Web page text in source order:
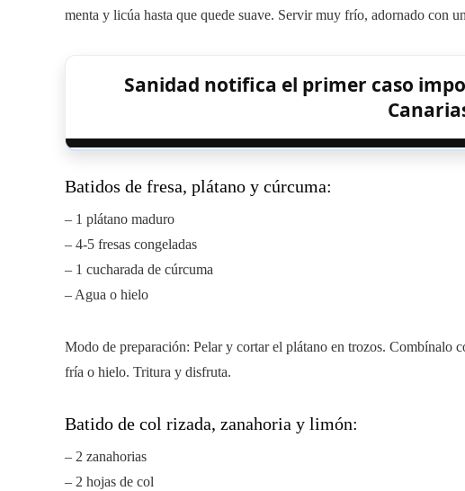
menta y licúa hasta que quede suave. Servir muy frío, adornado con
Sanidad notifica el primer caso
Batidos de fresa, plátano y cúrcuma:
– 1 plátano maduro
– 4-5 fresas congeladas
– 1 cucharada de cúrcuma
– Agua o hielo
Modo de preparación: Pelar y cortar el plátano en trozos. Combínalo
fría o hielo. Tritura y disfruta.
Batido de col rizada, zanahoria y limón:
– 2 zanahorias
– 2 hojas de col